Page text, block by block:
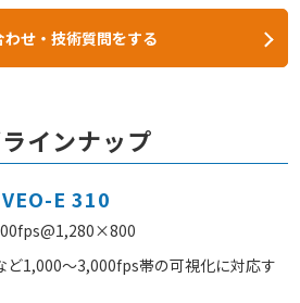
わせ・技術質問をする
インナップ
VEO-E 310
ど1,000～3,000fps帯の可視化に対応す